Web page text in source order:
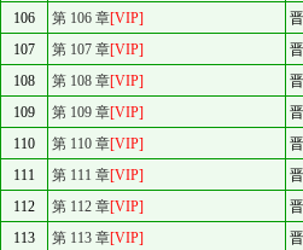
106
第 106 章[VIP]
107
第 107 章[VIP]
108
第 108 章[VIP]
109
第 109 章[VIP]
110
第 110 章[VIP]
111
第 111 章[VIP]
112
第 112 章[VIP]
113
第 113 章[VIP]